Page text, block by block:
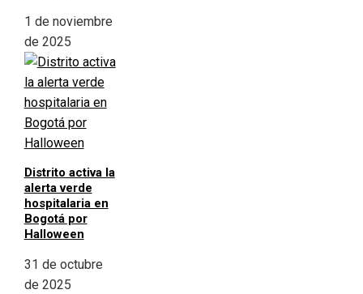
1 de noviembre
de 2025
Distrito activa la
alerta verde
hospitalaria en
Bogotá por
Halloween
31 de octubre
de 2025